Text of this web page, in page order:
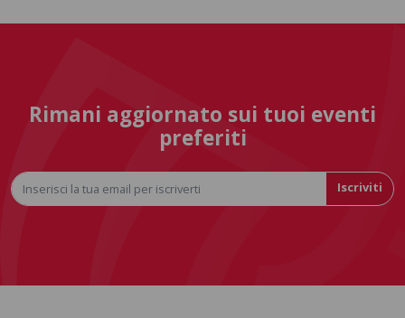
Rimani aggiornato sui tuoi eventi
preferiti
Iscriviti